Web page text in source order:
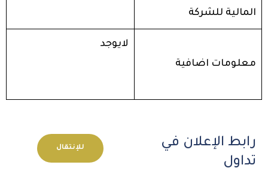
المالية للشركة
معلومات اضافية
لايوجد
رابط الإعلان في
تداول
للإنتقال